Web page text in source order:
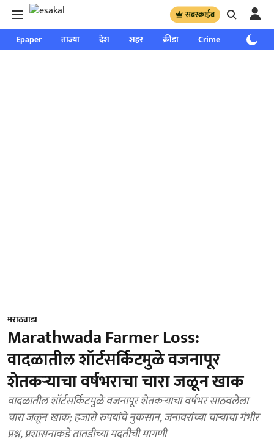
सबस्क्राईब
Epaper ताज्या देश शहर क्रीडा Crime साप्ताहिक
मराठवाडा
Marathwada Farmer Loss:
वादळातील शॉर्टसर्किटमुळे वजनापूर
शेतकऱ्याचा वर्षभराचा चारा जळून खाक
वादळातील शॉर्टसर्किटमुळे वजनापूर शेतकऱ्याचा वर्षभर साठवलेला
चारा जळून खाक; हजारो रुपयांचे नुकसान, जनावरांच्या चाऱ्याचा गंभीर
प्रश्न, प्रशासनाकडे तातडीच्या मदतीची मागणी